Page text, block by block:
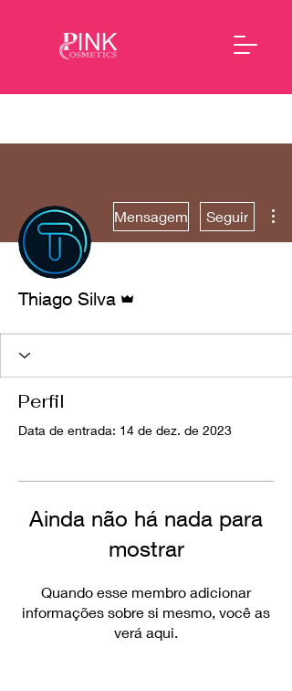
Mensagem Seguir
Thiago Silva
Perfil
Data de entrada: 14 de dez. de 2023
Ainda não há nada para
mostrar
Quando esse membro adicionar
informações sobre si mesmo, você as
verá aqui.